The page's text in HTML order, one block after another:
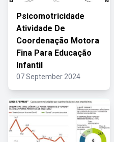
Psicomotricidade
Atividade De
Coordenação Motora
Fina Para Educação
Infantil
07 September 2024